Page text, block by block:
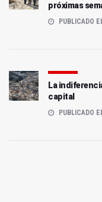
próximas
PUBLICADO
La
capital
PUBLICADO